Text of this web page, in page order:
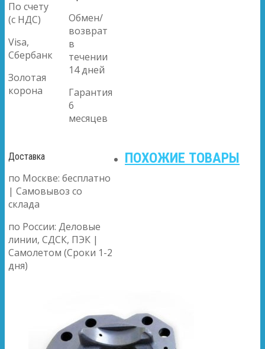
По счету
(с НДС)
Visa,
Сбербанк
Золотая
корона
Обмен/
возврат
в
течении
14 дней
Гарантия
6
месяцев
Доставка
по Москве: бесплатно
| Самовывоз со
склада
по России: Деловые
линии, СДСК, ПЭК |
Самолетом (Сроки 1-2
дня)
ПОХОЖИЕ ТОВАРЫ